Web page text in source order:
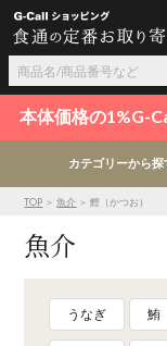
本体価格の1%G-
カテゴリーから探
TOP ＞魚介 ＞ 鰹（かつお）
魚介
うなぎ 鮪